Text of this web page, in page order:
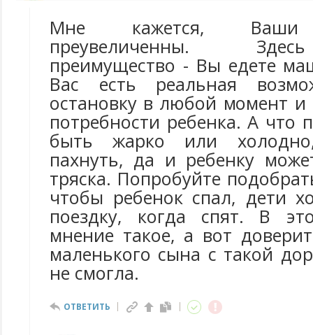
Мне кажется, Ваши
преувеличенны.
преимущество - Вы едете
Вас есть реальная
остановку в любой момент и
потребности ребенка. А что
быть жарко или
пахнуть, да и ребенку
тряска. Попробуйте
чтобы ребенок спал, дети
поездку, когда спят. В
мнение такое, а вот
маленького сына с такой
не смогла.
ОТВЕТИТЬ